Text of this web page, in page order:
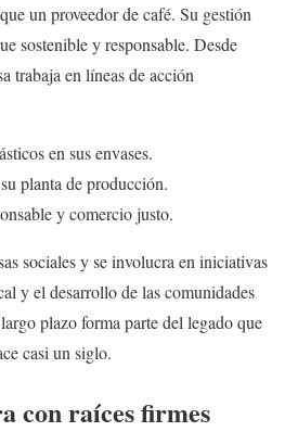
un proveedor de café. Su gestión
sostenible y responsable. Desde
trabaja en líneas de acción
en sus envases.
planta de producción.
y comercio justo.
sociales y se involucra en iniciativas
y el desarrollo de las comunidades
plazo forma parte del legado que
casi un siglo.
con raíces firmes